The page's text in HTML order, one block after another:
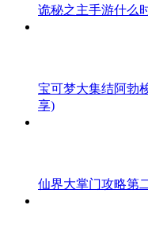
诡秘之主手游什么
宝可梦大集结阿勃
享)
仙界大掌门攻略第